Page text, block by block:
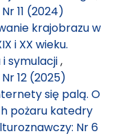
11 (2024)
krajobrazu w
i XX wieku.
symulacji,
12 (2025)
się palą. O
pożaru katedry
Nr 6